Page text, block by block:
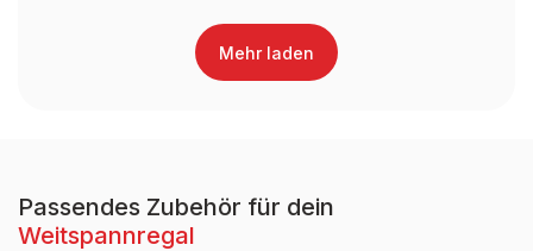
Mehr laden
Passendes Zubehör für dein
Weitspannregal